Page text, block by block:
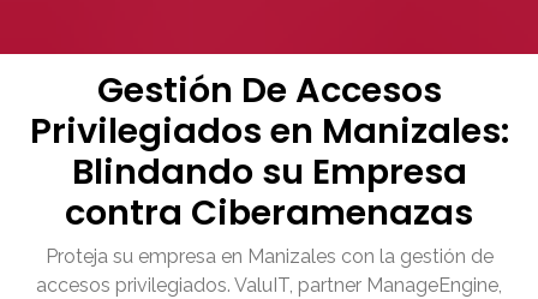
Gestión De Accesos
Privilegiados en Manizales:
Blindando su Empresa
contra Ciberamenazas
Proteja su empresa en Manizales con la gestión de
accesos privilegiados. ValuIT, partner ManageEngine,